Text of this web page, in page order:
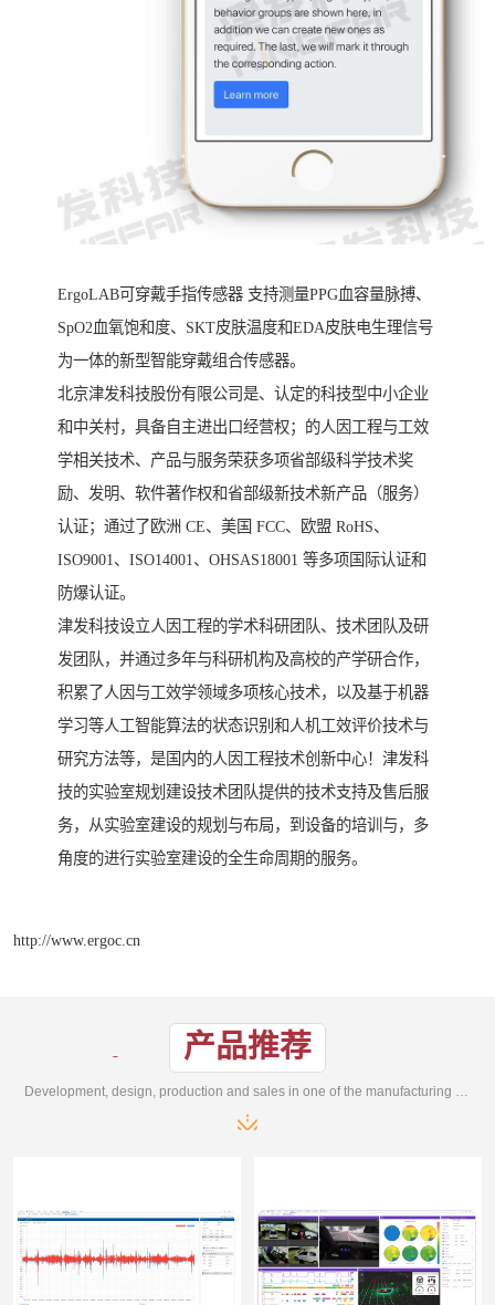
ErgoLAB可穿戴手指传感器 支持测量PPG血容量脉搏、
SpO2血氧饱和度、SKT皮肤温度和EDA皮肤电生理信号
为一体的新型智能穿戴组合传感器。
北京津发科技股份有限公司是、认定的科技型中小企业
和中关村，具备自主进出口经营权；的人因工程与工效
学相关技术、产品与服务荣获多项省部级科学技术奖
励、发明、软件著作权和省部级新技术新产品（服务）
认证；通过了欧洲 CE、美国 FCC、欧盟 RoHS、
ISO9001、ISO14001、OHSAS18001 等多项国际认证和
防爆认证。
津发科技设立人因工程的学术科研团队、技术团队及研
发团队，并通过多年与科研机构及高校的产学研合作，
积累了人因与工效学领域多项核心技术，以及基于机器
学习等人工智能算法的状态识别和人机工效评价技术与
研究方法等，是国内的人因工程技术创新中心！津发科
技的实验室规划建设技术团队提供的技术支持及售后服
务，从实验室建设的规划与布局，到设备的培训与，多
角度的进行实验室建设的全生命周期的服务。
http://www.ergoc.cn
产品推荐
Development, design, production and sales in one of the manufacturing enterprises